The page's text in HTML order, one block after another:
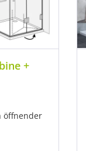
+
öffnender